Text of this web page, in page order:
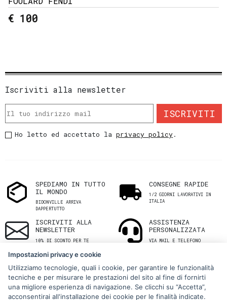
€ 100
Iscriviti alla newsletter
ISCRIVITI
Ho letto ed accettato laprivacy policy.
SPEDIAMO IN TUTTO
IL MONDO
BIDONVILLE ARRIVA
DAPPERTUTTO
CONSEGNE RAPIDE
1/2 GIORNI LAVORATIVI IN
ITALIA
ISCRIVITI ALLA
NEWSLETTER
10% DI SCONTO PER TE
ASSISTENZA
PERSONALIZZATA
VIA MAIL E TELEFONO
Impostazioni privacy e cookie
Utilizziamo tecnologie, quali i cookie, per garantire le funzionalità
tecniche e per misurare le prestazioni del sito al fine di fornirti
una migliore esperienza di navigazione. Se clicchi su “Accetta”,
acconsentirai all'installazione dei cookie per le finalità indicate.